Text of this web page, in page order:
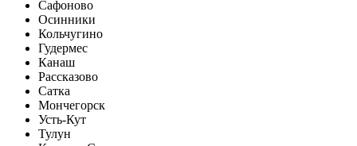
Сафоново
Осинники
Кольчугино
Гудермес
Канаш
Рассказово
Сатка
Мончегорск
Усть-Кут
Тулун